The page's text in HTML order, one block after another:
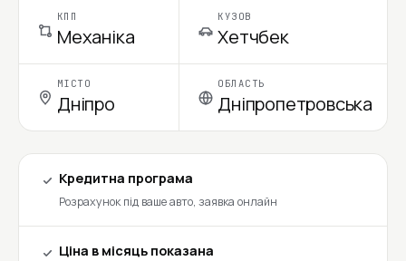
КПП
Механіка
КУЗОВ
Хетчбек
МІСТО
Дніпро
ОБЛАСТЬ
Дніпропетровська
Кредитна програма
Розрахунок під ваше авто, заявка онлайн
Ціна в місяць показана